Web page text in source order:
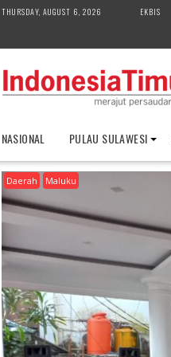
THURSDAY, AUGUST 6, 2026 EKBIS
NASIONAL PULAU SULAWESI
Daerah Maluku